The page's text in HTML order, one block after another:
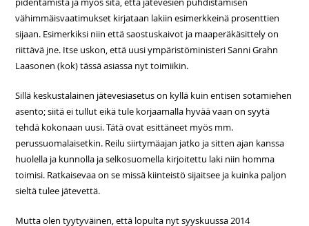
vähimmäisvaatimukset kirjataan lakiin esimerkkeinä prosenttien
sijaan. Esimerkiksi niin että saostuskaivot ja maaperäkäsittely on
riittävä jne. Itse uskon, että uusi ympäristöministeri Sanni Grahn
Laasonen (kok) tässä asiassa nyt toimiikin.
Sillä keskustalainen jätevesiasetus on kyllä kuin entisen sotamiehen
asento; siitä ei tullut eikä tule korjaamalla hyvää vaan on syytä
tehdä kokonaan uusi. Tätä ovat esittäneet myös mm.
perussuomalaisetkin. Reilu siirtymäajan jatko ja sitten ajan kanssa
huolella ja kunnolla ja selkosuomella kirjoitettu laki niin homma
toimisi. Ratkaisevaa on se missä kiinteistö sijaitsee ja kuinka paljon
sieltä tulee jätevettä.
Mutta olen tyytyväinen, että lopulta nyt syyskuussa 2014